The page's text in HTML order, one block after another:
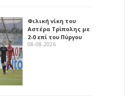
Φιλική νίκη του
Αστέρα Τρίπολης με
2-0 επί του Πύργου
08-08-2026